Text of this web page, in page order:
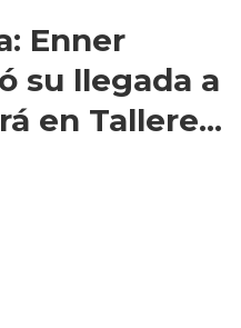
Enner
su llegada a
en Tallere...